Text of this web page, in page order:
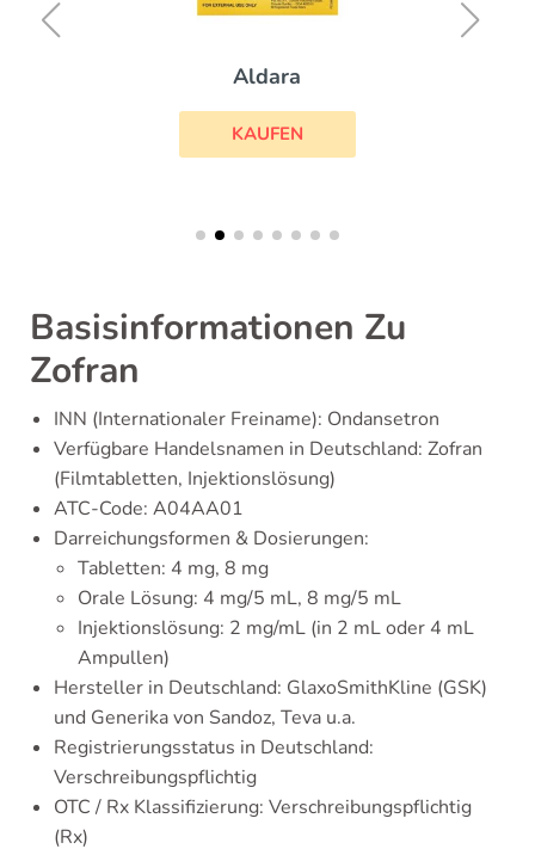
Aldara
KAUFEN
Basisinformationen Zu
Zofran
INN (Internationaler Freiname): Ondansetron
Verfügbare Handelsnamen in Deutschland: Zofran
(Filmtabletten, Injektionslösung)
ATC-Code: A04AA01
Darreichungsformen & Dosierungen:
Tabletten: 4 mg, 8 mg
Orale Lösung: 4 mg/5 mL, 8 mg/5 mL
Injektionslösung: 2 mg/mL (in 2 mL oder 4 mL
Ampullen)
Hersteller in Deutschland: GlaxoSmithKline (GSK)
und Generika von Sandoz, Teva u.a.
Registrierungsstatus in Deutschland:
Verschreibungspflichtig
OTC / Rx Klassifizierung: Verschreibungspflichtig
(Rx)